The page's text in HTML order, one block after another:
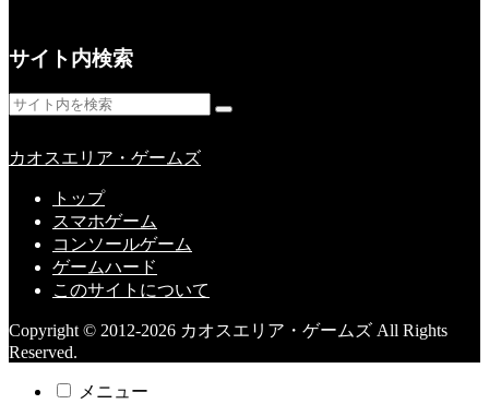
サイト内検索
カオスエリア・ゲームズ
トップ
スマホゲーム
コンソールゲーム
ゲームハード
このサイトについて
Copyright © 2012-2026 カオスエリア・ゲームズ All Rights
Reserved.
メニュー